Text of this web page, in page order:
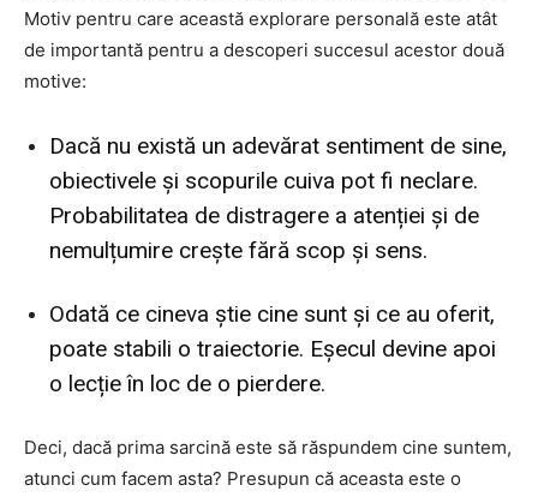
Motiv pentru care această explorare personală este atât
de importantă pentru a descoperi succesul acestor două
motive:
Dacă nu există un adevărat sentiment de sine,
obiectivele și scopurile cuiva pot fi neclare.
Probabilitatea de distragere a atenției și de
nemulțumire crește fără scop și sens.
Odată ce cineva știe cine sunt și ce au oferit,
poate stabili o traiectorie. Eșecul devine apoi
o lecție în loc de o pierdere.
Deci, dacă prima sarcină este să răspundem cine suntem,
atunci cum facem asta? Presupun că aceasta este o